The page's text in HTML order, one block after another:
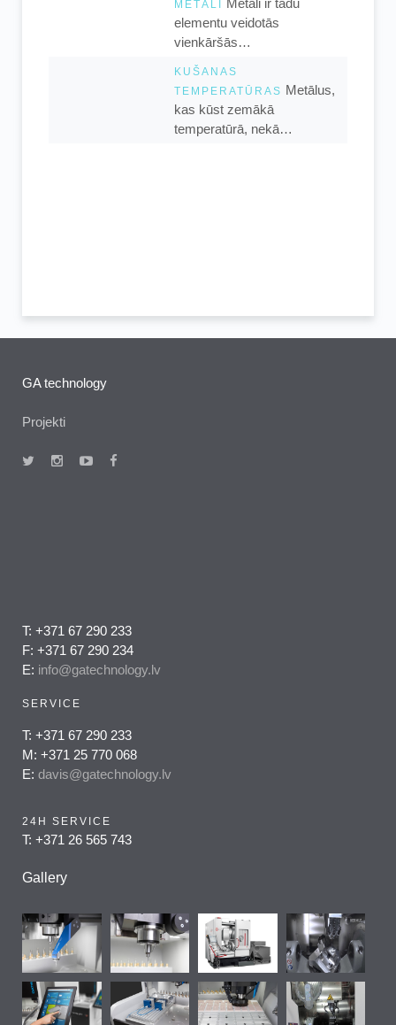
METĀLI
Metāli ir tādu
elementu veidotās
vienkāršās…
KUŠANAS
TEMPERATŪRAS Metālus,
kas kūst zemākā
temperatūrā, nekā…
GA technology
Projekti
T: +371 67 290 233
F: +371 67 290 234
E: info@gatechnology.lv
SERVICE
T: +371 67 290 233
M: +371 25 770 068
E: davis@gatechnology.lv
24H SERVICE
T: +371 26 565 743
Gallery